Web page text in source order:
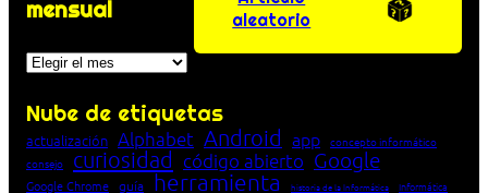
mensual
Archivos
aleatorio
Nube de etiquetas
actualización Alphabet Android app concepto informático
consejo
curiosidad código abierto Google
Google Chrome guía herramienta historia de la Informática Informática